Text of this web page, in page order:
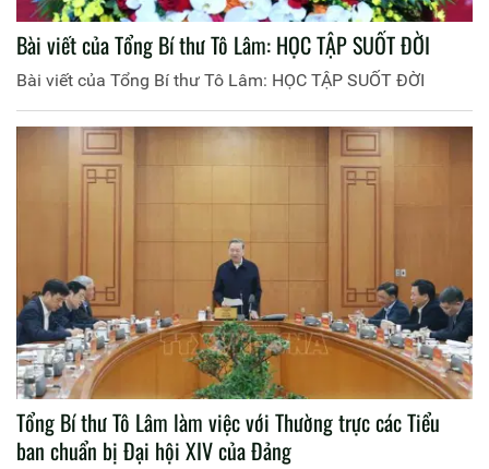
Bài viết của Tổng Bí thư Tô Lâm: HỌC TẬP SUỐT ĐỜI
Bài viết của Tổng Bí thư Tô Lâm: HỌC TẬP SUỐT ĐỜI
Tổng Bí thư Tô Lâm làm việc với Thường trực các Tiểu
ban chuẩn bị Đại hội XIV của Đảng